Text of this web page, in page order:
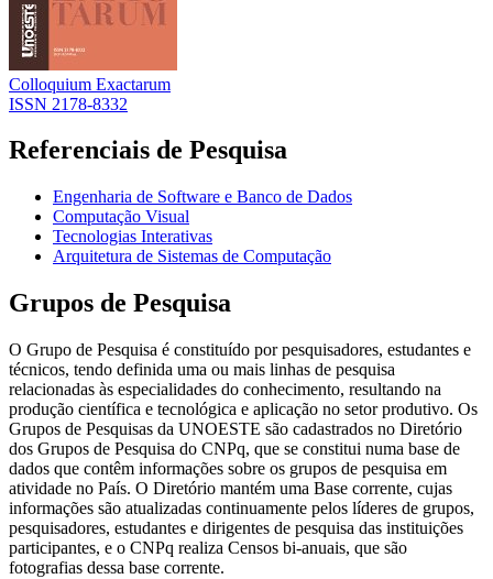
Colloquium Exactarum
ISSN 2178-8332
Referenciais de Pesquisa
Engenharia de Software e Banco de Dados
Computação Visual
Tecnologias Interativas
Arquitetura de Sistemas de Computação
Grupos de Pesquisa
O Grupo de Pesquisa é constituído por pesquisadores, estudantes e
técnicos, tendo definida uma ou mais linhas de pesquisa
relacionadas às especialidades do conhecimento, resultando na
produção científica e tecnológica e aplicação no setor produtivo. Os
Grupos de Pesquisas da UNOESTE são cadastrados no Diretório
dos Grupos de Pesquisa do CNPq, que se constitui numa base de
dados que contêm informações sobre os grupos de pesquisa em
atividade no País. O Diretório mantém uma Base corrente, cujas
informações são atualizadas continuamente pelos líderes de grupos,
pesquisadores, estudantes e dirigentes de pesquisa das instituições
participantes, e o CNPq realiza Censos bi-anuais, que são
fotografias dessa base corrente.